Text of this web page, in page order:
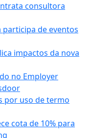
consultora
de eventos
impactos da nova
no Employer
por uso de termo
cota de 10% para